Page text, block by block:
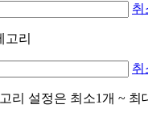
취
고리
취
리 설정은 최소1개 ~ 최